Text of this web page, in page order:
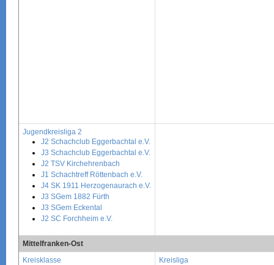
Jugendkreisliga 2
J2 Schachclub Eggerbachtal e.V.
J3 Schachclub Eggerbachtal e.V.
J2 TSV Kirchehrenbach
J1 Schachtreff Röttenbach e.V.
J4 SK 1911 Herzogenaurach e.V.
J3 SGem 1882 Fürth
J3 SGem Eckental
J2 SC Forchheim e.V.
Mittelfranken-Ost
Kreisklasse
Kreisliga